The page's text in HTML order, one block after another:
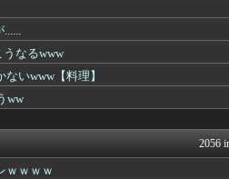
判明
←合成みたいと話...
」←これ
はーと
ｗ
BIPブロ
てっと………できた...
VIPPER
キニ速
ゴール
ｗｗｗｗｗｗｗ...
なるwww
いwww【料理】
ww
2056
ｗｗｗｗ